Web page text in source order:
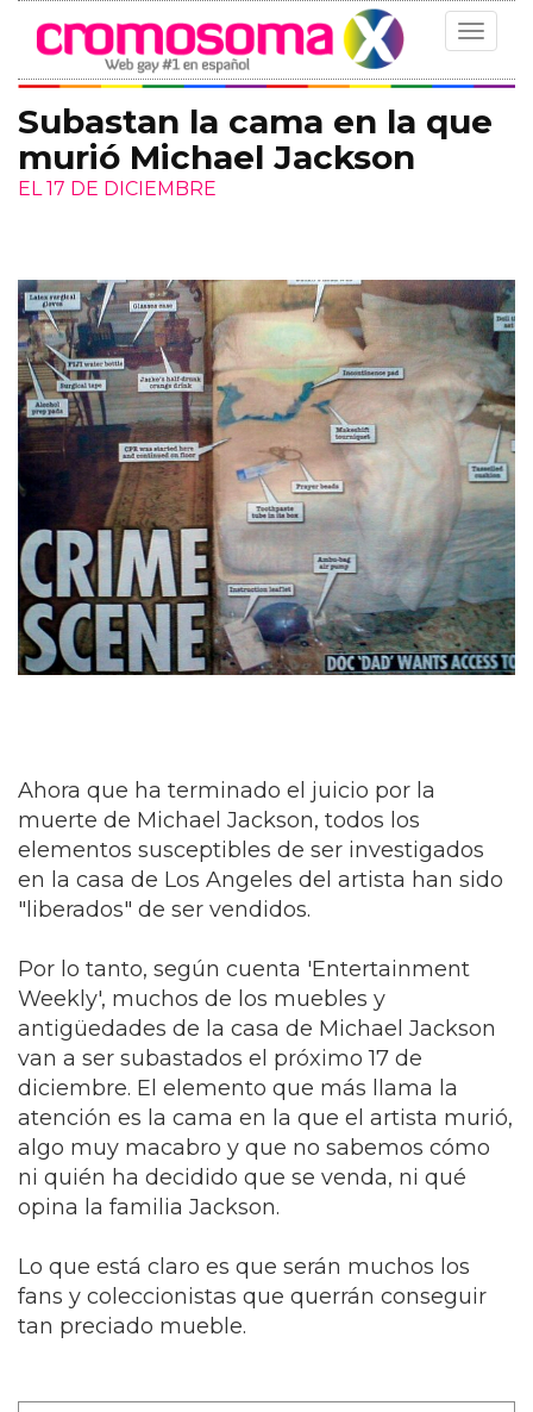
Toggle
Subastan la cama en la que
murió Michael Jackson
EL 17 DE DICIEMBRE
Ahora que ha terminado el juicio por la
muerte de Michael Jackson, todos los
elementos susceptibles de ser investigados
en la casa de Los Angeles del artista han sido
"liberados" de ser vendidos.
Por lo tanto, según cuenta 'Entertainment
Weekly', muchos de los muebles y
antigüedades de la casa de Michael Jackson
van a ser subastados el próximo 17 de
diciembre. El elemento que más llama la
atención es la cama en la que el artista murió,
algo muy macabro y que no sabemos cómo
ni quién ha decidido que se venda, ni qué
opina la familia Jackson.
Lo que está claro es que serán muchos los
fans y coleccionistas que querrán conseguir
tan preciado mueble.